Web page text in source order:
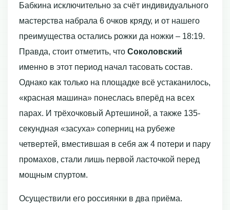
Бабкина исключительно за счёт индивидуального
мастерства набрала 6 очков кряду, и от нашего
преимущества остались рожки да ножки – 18:19.
Правда, стоит отметить, что Соколовский
именно в этот период начал тасовать состав.
Однако как только на площадке всё устаканилось,
«красная машина» понеслась вперёд на всех
парах. И трёхочковый Артешиной, а также 135-
секундная «засуха» соперниц на рубеже
четвертей, вместившая в себя аж 4 потери и пару
промахов, стали лишь первой ласточкой перед
мощным спуртом.
Осуществили его россиянки в два приёма.